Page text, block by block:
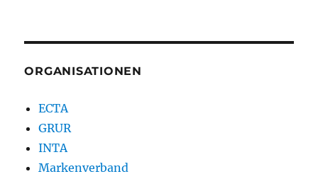
ORGANISATIONEN
ECTA
GRUR
INTA
Markenverband